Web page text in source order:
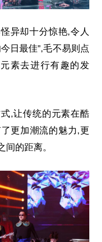
异却十分惊艳,令人
日最佳”,毛不易则点
素去进行有趣的发
,让传统的元素在酷
更加潮流的魅力,更
间的距离。